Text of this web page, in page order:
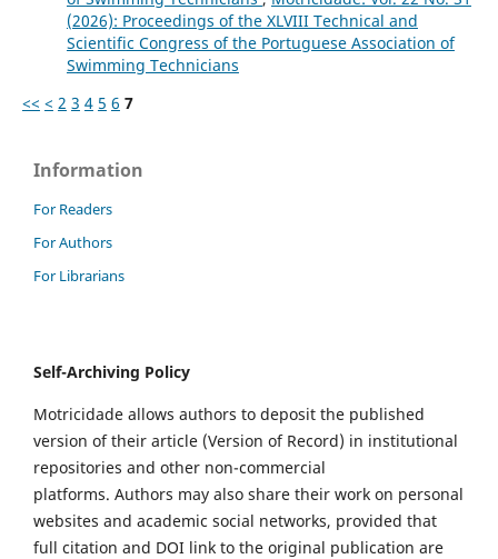
(2026): Proceedings of the XLVIII Technical and
Scientific Congress of the Portuguese Association of
Swimming Technicians
<< < 2 3 4 5 6 7
Information
For Readers
For Authors
For Librarians
Self-Archiving Policy
Motricidade allows authors to deposit the published
version of their article (Version of Record) in institutional
repositories and other non-commercial
platforms. Authors may also share their work on personal
websites and academic social networks, provided that
full citation and DOI link to the original publication are